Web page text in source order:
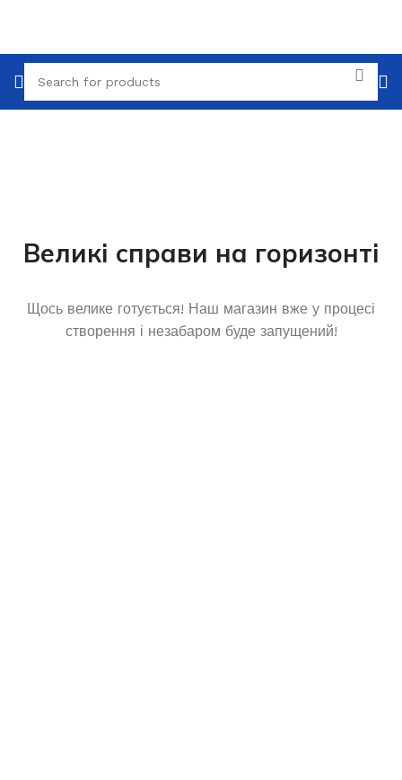
Великі справи на горизонті
Щось велике готується! Наш магазин вже у процесі
створення і незабаром буде запущений!